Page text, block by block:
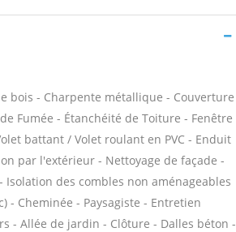
bois - Charpente métallique - Couverture
Fumée - Étanchéité de Toiture - Fenêtre
battant / Volet roulant en PVC - Enduit
par l'extérieur - Nettoyage de façade -
des combles non aménageables
- Cheminée - Paysagiste - Entretien
- Allée de jardin - Clôture - Dalles béton -